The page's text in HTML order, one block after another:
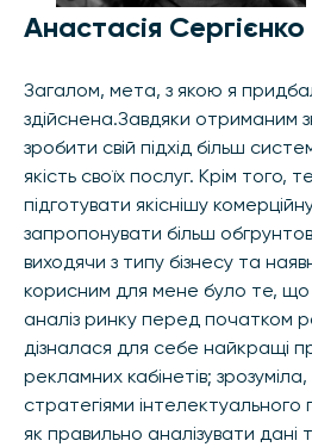
Анастасія Сергієнко
Загалом, мета, з якою я
здійснена.Завдяки отриманим
зробити свій підхід більш
якість своїх послуг. Крім того,
підготувати якіснішу
запропонувати більш
виходячи з типу бізнесу та
корисним для мене було те,
аналіз ринку перед початком
дізналася для себе найкращі
рекламних кабінетів;
стратегіями
як правильно аналізувати дані